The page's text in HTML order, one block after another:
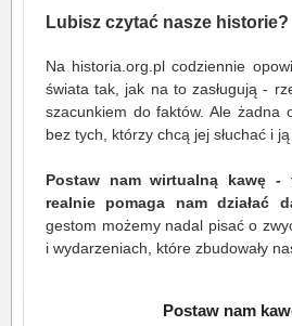
Lubisz czytać nasze historie?
Na historia.org.pl codziennie
świata tak, jak na to zasługują -
szacunkiem do faktów. Ale żadna
bez tych, którzy chcą jej słuchać i ją
Postaw nam wirtualną kawę -
realnie pomaga nam działać
gestom możemy nadal pisać o
i wydarzeniach, które zbudowały
Postaw nam